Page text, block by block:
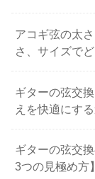
アコギ弦の太
さ、サイズで
ギターの弦交
えを快適にす
ギターの弦交
3つの見極め方】